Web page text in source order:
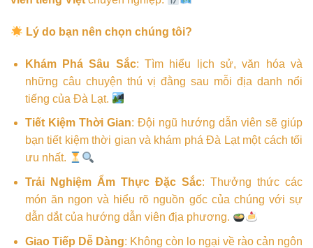
Lý do bạn nên chọn chúng tôi?
Khám Phá Sâu Sắc: Tìm hiểu lịch sử, văn hóa và
những câu chuyện thú vị đằng sau mỗi địa danh nổi
tiếng của Đà Lạt.
Tiết Kiệm Thời Gian: Đội ngũ hướng dẫn viên sẽ giúp
bạn tiết kiệm thời gian và khám phá Đà Lạt một cách tối
ưu nhất.
Trải Nghiệm Ẩm Thực Đặc Sắc: Thưởng thức các
món ăn ngon và hiểu rõ nguồn gốc của chúng với sự
dẫn dắt của hướng dẫn viên địa phương.
Giao Tiếp Dễ Dàng: Không còn lo ngại về rào cản ngôn